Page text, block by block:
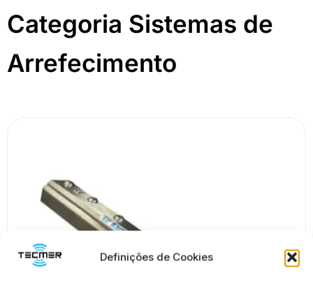
Definições de Cookies
Categoria Sistemas de
Arrefecimento